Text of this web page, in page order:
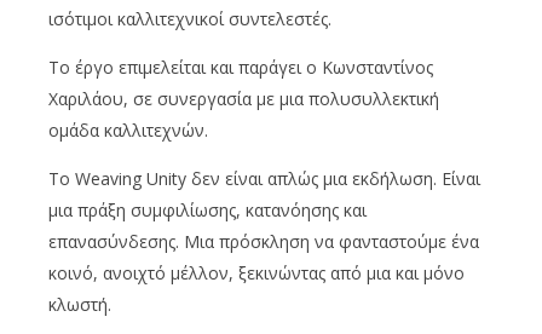
ισότιμοι καλλιτεχνικοί συντελεστές.
Το έργο επιμελείται και παράγει ο Κωνσταντίνος
Χαριλάου, σε συνεργασία με μια πολυσυλλεκτική
ομάδα καλλιτεχνών.
Το Weaving Unity δεν είναι απλώς μια εκδήλωση. Είναι
μια πράξη συμφιλίωσης, κατανόησης και
επανασύνδεσης. Μια πρόσκληση να φανταστούμε ένα
κοινό, ανοιχτό μέλλον, ξεκινώντας από μια και μόνο
κλωστή.